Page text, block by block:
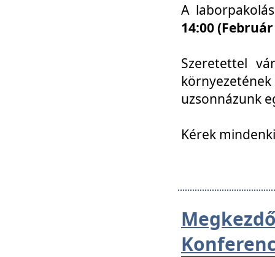
A
14:00
Szeretettel
uzsonnázunk
Kérek